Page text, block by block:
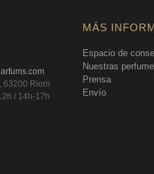
63200 Riom
/ 14h-17h
MÁS
Espacio de
Nuestras
Prensa
Envío